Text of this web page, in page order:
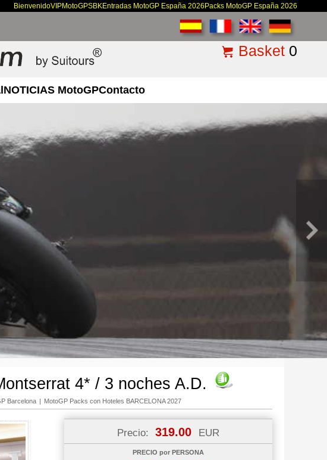
BienvenidoVIPMotoGPSBKEntradas MotoGP España 2026 Packs MotoGP España 2026
Basket 0
NOTICIAS MotoGPContacto
4* / 3 noches A.D.
Barcelona | MotoGP Packs con Hoteles BARCELONA 2027
Precio: 319.00 EUR
PRECIO por PERSONA